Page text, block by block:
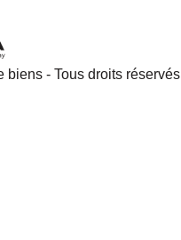
biens - Tous droits réservés